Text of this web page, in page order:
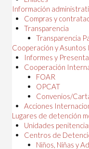
Información
Compras y
Transparencia
Transparencia
Cooperación y
Informes y
Cooperación
FOAR
OPCAT
Convenios/
Acciones
Lugares de detención
Unidades
Centros de
Niños, Niñas y